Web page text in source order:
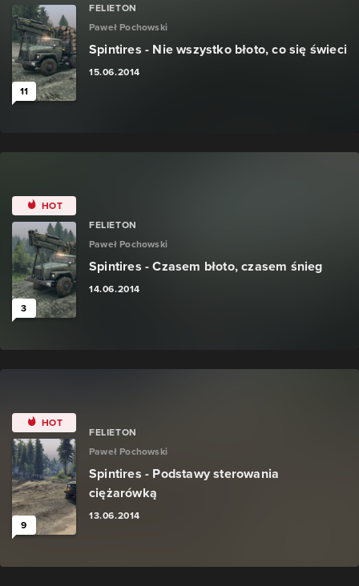
11
FELIETON
Paweł Pochowski
Spintires - Nie wszystko błoto, co się świeci
15.06.2014
HOT
3
FELIETON
Paweł Pochowski
Spintires - Czasem błoto, czasem śnieg
14.06.2014
HOT
9
FELIETON
Paweł Pochowski
Spintires - Podstawy sterowania
ciężarówką
13.06.2014